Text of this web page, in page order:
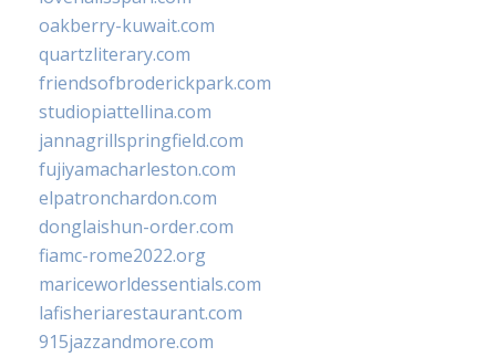
oakberry-kuwait.com
quartzliterary.com
friendsofbroderickpark.com
studiopiattellina.com
jannagrillspringfield.com
fujiyamacharleston.com
elpatronchardon.com
donglaishun-order.com
fiamc-rome2022.org
mariceworldessentials.com
lafisheriarestaurant.com
915jazzandmore.com